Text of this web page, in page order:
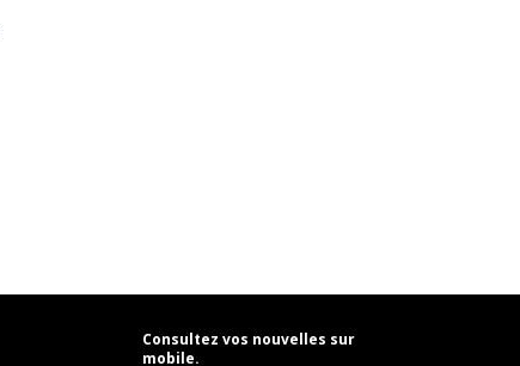
Consultez vos nouvelles sur
mobile.